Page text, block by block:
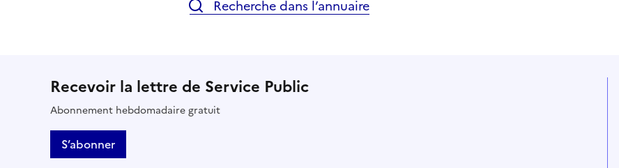
Recherche dans l’annuaire
Recevoir la lettre de Service Public
Abonnement hebdomadaire gratuit
S’abonner